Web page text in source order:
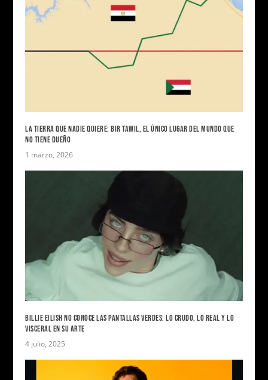
LA TIERRA QUE NADIE QUIERE: BIR TAWIL, EL ÚNICO LUGAR DEL MUNDO QUE
NO TIENE DUEÑO
1 marzo, 2026
BILLIE EILISH NO CONOCE LAS PANTALLAS VERDES: LO CRUDO, LO REAL Y LO
VISCERAL EN SU ARTE
4 julio, 2025